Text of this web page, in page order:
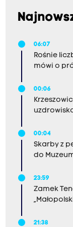
06:07
Rośnie
mówi o
00:06
00:04
Skarby z
do
23:59
Zamek
21:38